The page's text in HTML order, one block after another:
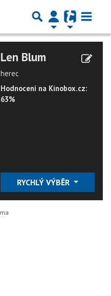
Len Blum
herec
Hodnocení na Kinobox.cz:
63%
RYCHLÝ VÝBĚR